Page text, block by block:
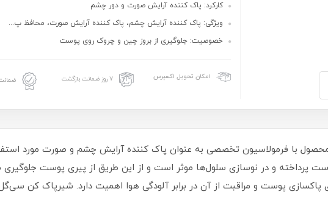
کارکرد: پاک کننده آرایش صورت و دور چشم
ویژگی: پاک کننده آرایش چشم، پاک کننده آرایش صورت، محافظ پ...
خصوصیت: جلوگیری از بروز چین و چروک روی پوست
امکان تحویل اکسپرس ۷ روز ضمانت بازگشت
با فرمولاسیون تخصصی به عنوان پاک کننده آرایش چشم و صورت مورد
پرداخته و در نوسازی سلول‌ها موثر است و از این طریق از پیری پوست
پوست و مراقبت از آن در برابر آلودگی هوا اهمیت دارد. شیرپاک کن